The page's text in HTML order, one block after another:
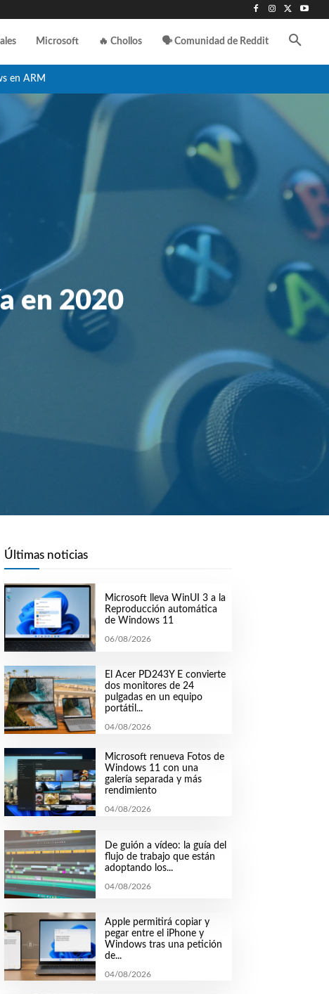
Microsoft 🔥 Chollos 🗣️ Comunidad de Reddit
en ARM
en 2020
Últimas noticias
Microsoft lleva WinUI 3 a la
Reproducción automática
de Windows 11
06/08/2026
El Acer PD243Y E convierte
dos monitores de 24
pulgadas en un equipo
portátil...
04/08/2026
Microsoft renueva Fotos de
Windows 11 con una
galería separada y más
rendimiento
04/08/2026
De guión a vídeo: la guía del
flujo de trabajo que están
adoptando los...
04/08/2026
Apple permitirá copiar y
pegar entre el iPhone y
Windows tras una petición
de...
04/08/2026